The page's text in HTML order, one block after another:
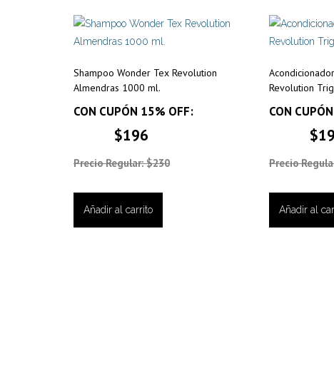
Shampoo Wonder Tex Revolution
Almendras 1000 ml.
CON CUPÓN 15% OFF:
$196
Precio Regular: $230
Añadir al carrito
Revolution
CON
Precio
Añadir al